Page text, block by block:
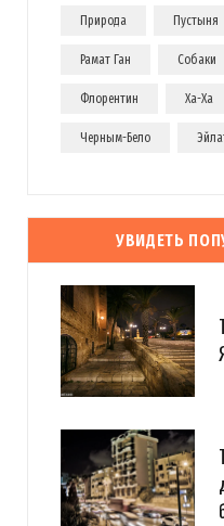
Природа Пустыня
Рамат Ган Собаки
Флорентин Ха-Ха
Черным-Бело
УВИДЕТЬ